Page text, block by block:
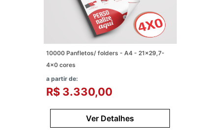
10000 Panfletos/ folders - A4 - 21x29,7-
4x0 cores
a partir de:
R$ 3.330,00
Ver Detalhes